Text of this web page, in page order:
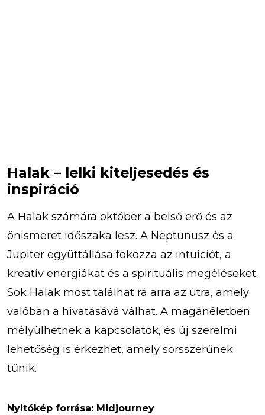
Halak – lelki kiteljesedés és
inspiráció
A Halak számára október a belső erő és az
önismeret időszaka lesz. A Neptunusz és a
Jupiter együttállása fokozza az intuíciót, a
kreatív energiákat és a spirituális megéléseket.
Sok Halak most találhat rá arra az útra, amely
valóban a hivatásává válhat. A magánéletben
mélyülhetnek a kapcsolatok, és új szerelmi
lehetőség is érkezhet, amely sorsszerűnek
tűnik.
Nyitókép forrása: Midjourney